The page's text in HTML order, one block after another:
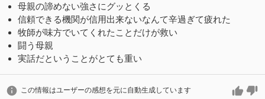
母親の諦めない強さにグッとくる
信頼できる機関が信用出来ないなんて辛過ぎて疲れた
牧師が味方でいてくれたことだけが救い
闘う母親
実話だということがとても重い
この情報はユーザーの感想を元に自動生成しています